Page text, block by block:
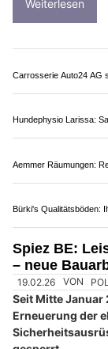
RKZ Spiez:
Spiez BE:
Erneuerung